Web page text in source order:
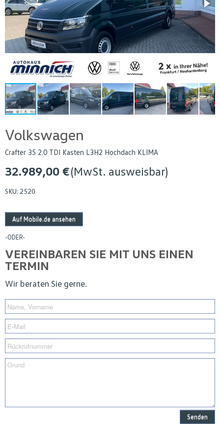
Volkswagen
Crafter 35 2.0 TDI Kasten L3H2 Hochdach KLIMA
32.989,00 €(MwSt. ausweisbar)
SKU: 2520
Auf Mobile.de ansehen
-ODER-
VEREINBAREN SIE MIT UNS EINEN
TERMIN
Wir beraten Sie gerne.
Senden